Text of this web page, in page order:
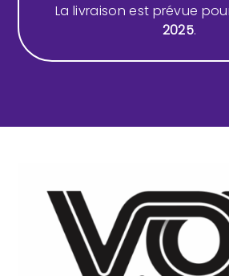
La livraison est prévue
2025.